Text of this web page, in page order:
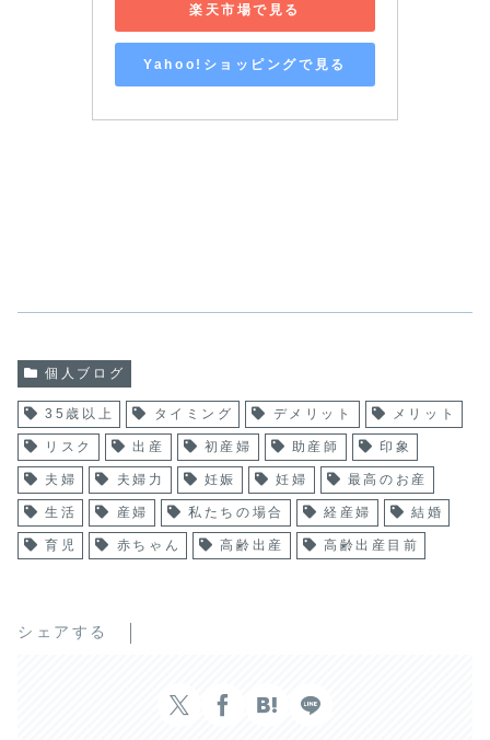
楽天市場で見る
Yahoo!ショッピングで見る
個人ブログ
35歳以上 タイミング デメリット メリット
リスク 出産 初産婦 助産師 印象
夫婦 夫婦力 妊娠 妊婦 最高のお産
生活 産婦 私たちの場合 経産婦 結婚
育児 赤ちゃん 高齢出産 高齢出産目前
シェアする